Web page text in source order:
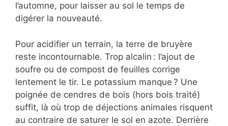
l’automne, pour laisser au sol le temps de
digérer la nouveauté.
Pour acidifier un terrain, la terre de bruyère
reste incontournable. Trop alcalin : l’ajout de
soufre ou de compost de feuilles corrige
lentement le tir. Le potassium manque ? Une
poignée de cendres de bois (hors bois traité)
suffit, là où trop de déjections animales risquent
au contraire de saturer le sol en azote. Derrière